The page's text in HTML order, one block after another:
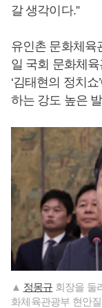
갈 생각이다.”
유인촌 문화체육
일 국회 문화체
‘김태현의 정치
하는 강도 높은
▲ 정몽규 회장을 둘
화체육관광부 현안